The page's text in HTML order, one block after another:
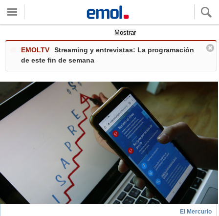
Mostrar
EMOLTV
Streaming y entrevistas: La programación
de este fin de semana
El Mercurio